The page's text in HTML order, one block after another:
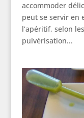
accommoder
peut se servir en
l’apéritif, selon
pulvérisation...